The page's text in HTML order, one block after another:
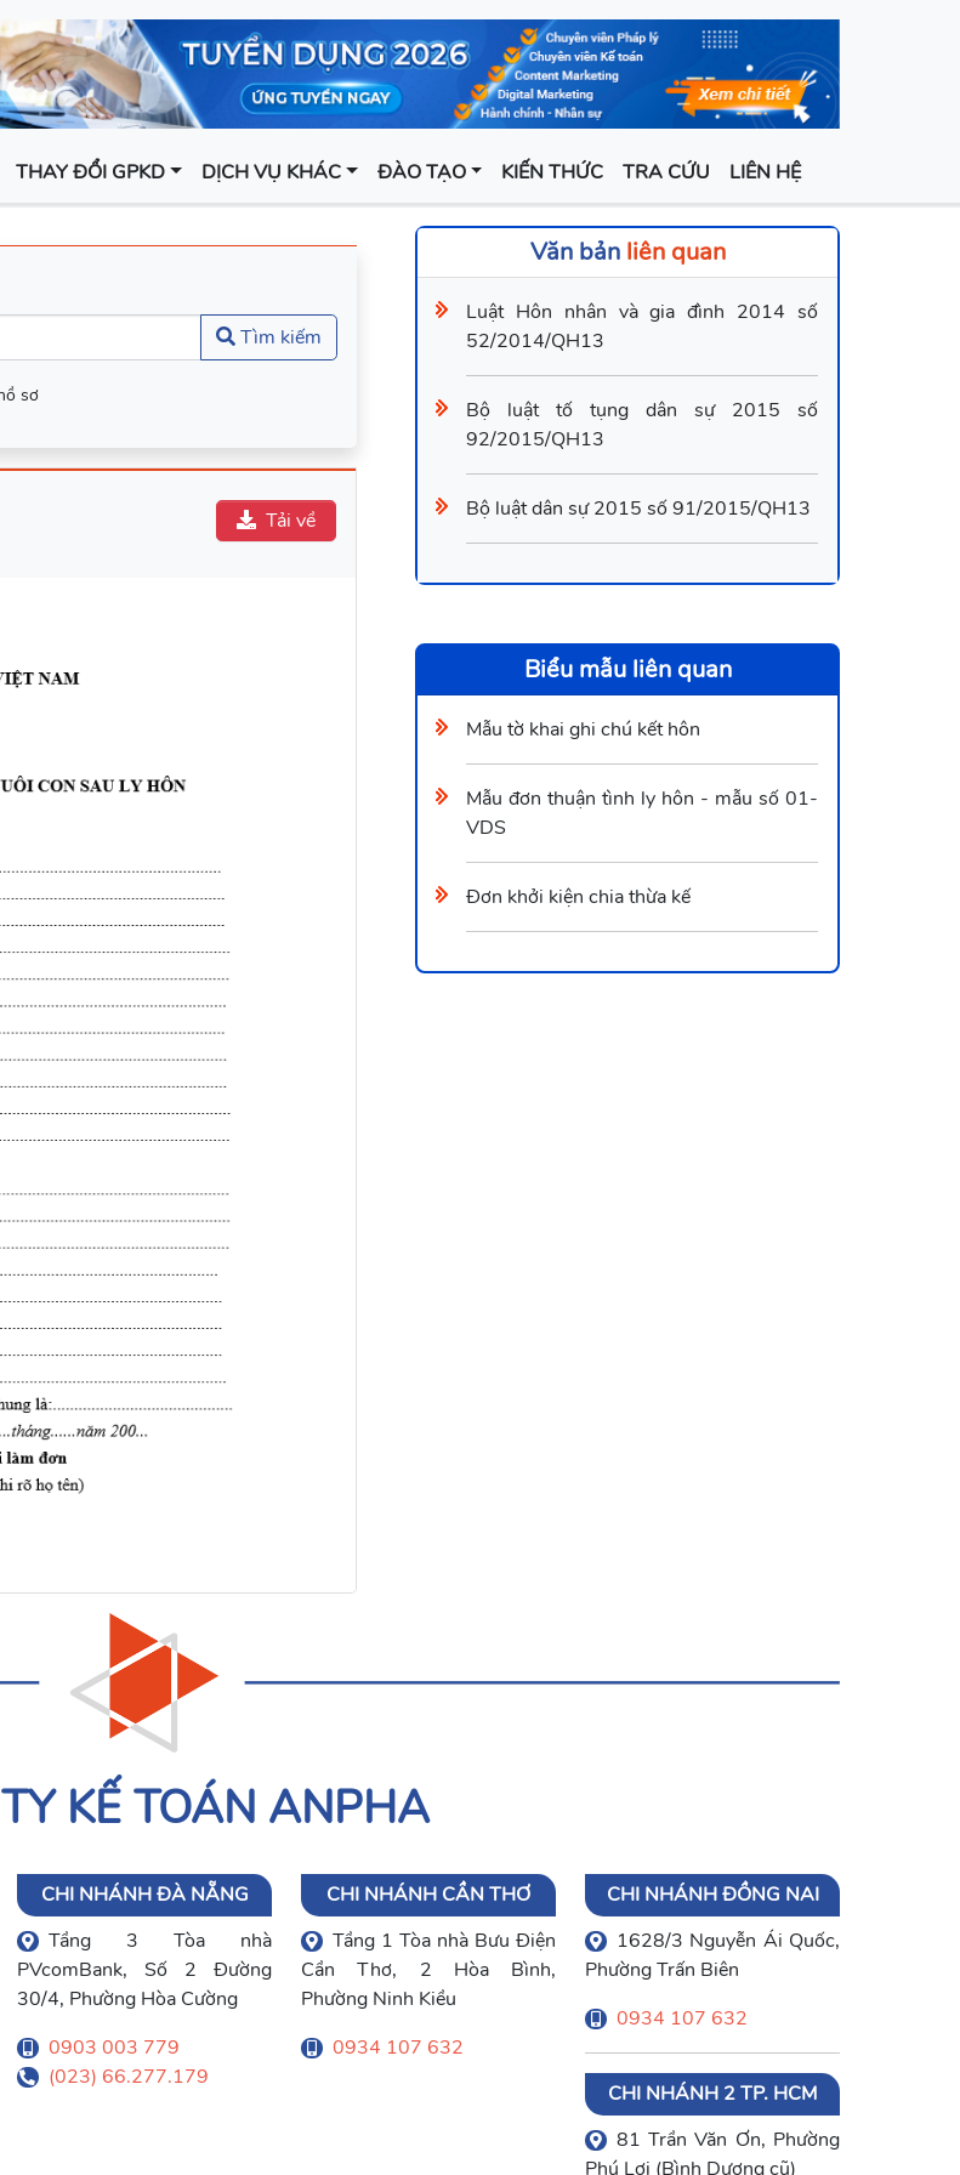
THAY ĐỔI GPKD DỊCH VỤ KHÁC ĐÀO TẠO KIẾN THỨC TRA CỨU LIÊN HỆ
Tìm kiếm
sơ
Tải về
Văn bảnliên quan
Luật Hôn nhân và gia đình 2014 số
52/2014/QH13
Bộ luật tố tụng dân sự 2015 số
92/2015/QH13
Bộ luật dân sự 2015 số 91/2015/QH13
Biểu mẫu liên quan
Mẫu tờ khai ghi chú kết hôn
Mẫu đơn thuận tình ly hôn - mẫu số 01-
VDS
Đơn khởi kiện chia thừa kế
KẾ TOÁN ANPHA
CHI NHÁNH ĐÀ NẴNG
Tầng 3 Tòa nhà
PVcomBank, Số 2 Đường
30/4, Phường Hòa Cường
0903 003 779
(023) 66.277.179
CHI NHÁNH CẦN THƠ
Tầng 1 Tòa nhà Bưu Điện
Cần Thơ, 2 Hòa Bình,
Phường Ninh Kiều
0934 107 632
CHI NHÁNH ĐỒNG NAI
1628/3 Nguyễn Ái Quốc,
Phường Trấn Biên
0934 107 632
CHI NHÁNH 2 TP. HCM
81 Trần Văn Ơn, Phường
Phú Lợi (Bình Dương cũ)